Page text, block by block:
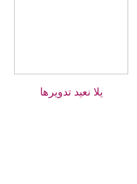
يلا نعيد تدويرها